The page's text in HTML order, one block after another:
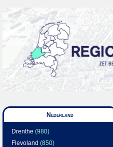
Nederland
Drenthe (980)
Flevoland (850)